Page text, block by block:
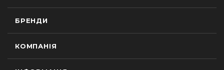
БРЕНДИ
КОМПАНІЯ